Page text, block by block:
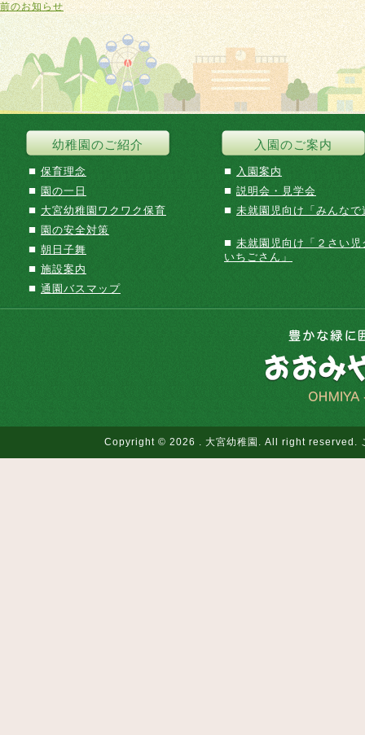
前のお知らせ
幼稚園のご紹介
■ 保育理念
■ 園の一日
■ 大宮幼稚園ワクワク保育
■ 園の安全対策
■ 朝日子舞
■ 施設案内
■ 通園バスマップ
入園のご案内
■ 入園案内
■ 説明会・見学会
■ 未就園児向け「みんなで
■ 未就園児向け「２さい児
いちごさん」
Copyright © 2026 . 大宮幼稚園. All right reserved.